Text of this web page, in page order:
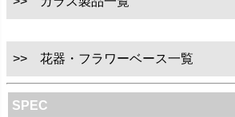
>> 花器・フラワーベース一覧
SPEC